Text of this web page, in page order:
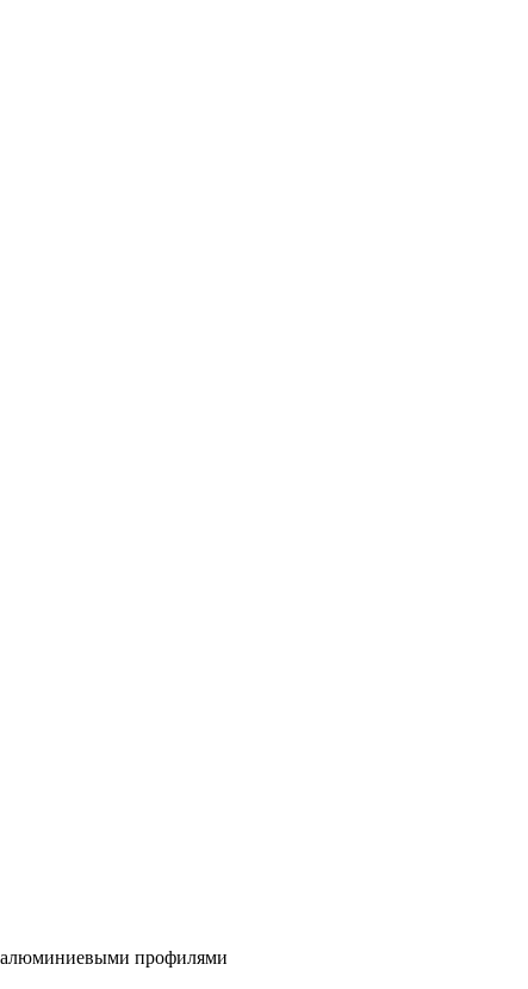
алюминиевыми профилями